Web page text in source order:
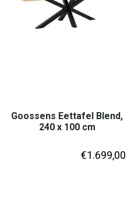
Goossens Eettafel Blend,
240 x 100 cm
€1.699,00